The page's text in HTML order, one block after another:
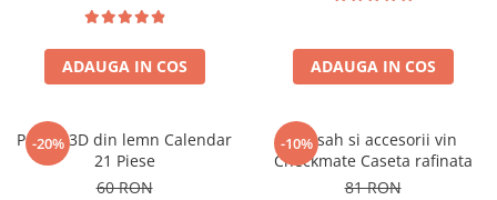
ADAUGA IN COS ADAUGA IN COS
-20%
Puzzle 3D din lemn Calendar
21 Piese
60 RON
-10%
Set sah si accesorii vin
Checkmate Caseta rafinata
81 RON